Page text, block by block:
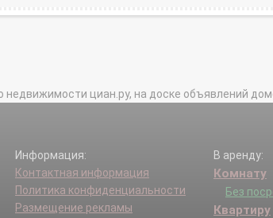
циан.ру, на доске объявлений
Информация:
Контактная информация
Политика конфиденциальности
Размещение рекламы
В аренду:
Комнату
Без
Квартиру